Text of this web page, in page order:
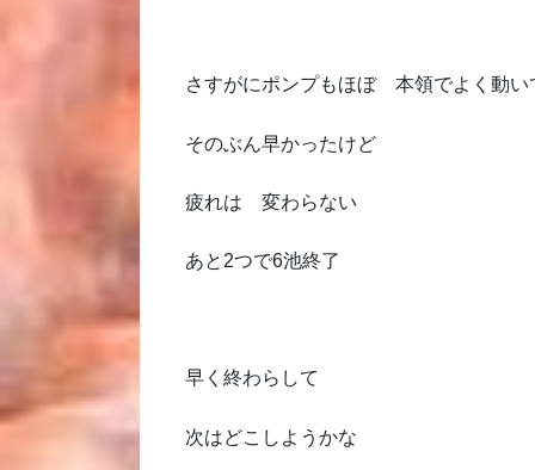
さすがにポンプもほぼ 本領でよく動い
そのぶん早かったけど
疲れは 変わらない
あと2つで6池終了
早く終わらして
次はどこしようかな